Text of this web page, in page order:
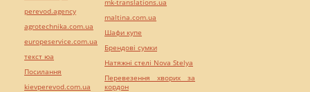
perevod.agency
agrotechnika.com.ua
europeservice.com.ua
текст юа
Посилання
kievperevod.com.ua
mk-translations.ua
maltina.com.ua
Шафи купе
Брендові сумки
Натяжні стелі Nova Stelya
Перевезення хворих за
кордон